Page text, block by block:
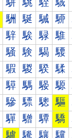
駲 駳 駴 駵
騂 騃 騄 騅
騒 験 騔 騕
騢 騣 騤 騥
騲 騳 騴 騵
驂 驃 驄 驅
驒 驓 驔 驕
驢 驣 驤 驥